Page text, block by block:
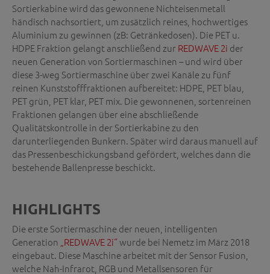
Sortierkabine wird das gewonnene Nichteisenmetall
händisch nachsortiert, um zusätzlich reines, hochwertiges
Aluminium zu gewinnen (zB: Getränkedosen). Die PET u.
HDPE Fraktion gelangt anschließend zurREDWAVE 2i der
neuen Generation von Sortiermaschinen – und wird über
diese 3-weg Sortiermaschine über zwei Kanäle zu fünf
reinen Kunststofffraktionen aufbereitet: HDPE, PET blau,
PET grün, PET klar, PET mix. Die gewonnenen, sortenreinen
Fraktionen gelangen über eine abschließende
Qualitätskontrolle in der Sortierkabine zu den
darunterliegenden Bunkern. Später wird daraus manuell auf
das Pressenbeschickungsband gefördert, welches dann die
bestehende Ballenpresse beschickt.
HIGHLIGHTS
Die erste Sortiermaschine der neuen, intelligenten
Generation „REDWAVE 2i“wurde bei Nemetz im März 2018
eingebaut. Diese Maschine arbeitet mit der Sensor Fusion,
welche Nah-Infrarot, RGB und Metallsensoren für